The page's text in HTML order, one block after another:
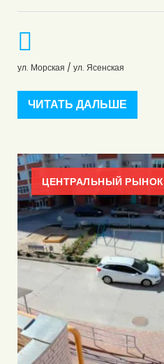
ул. Морская / ул. Ясенская
ЧИТАТЬ ДАЛЬШЕ
ЦЕНТРАЛЬНЫЙ РЫНОК